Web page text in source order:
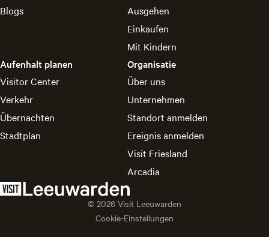
Blogs
Ausgehen
Einkaufen
Mit Kindern
Aufenhalt planen
Visitor Center
Verkehr
Übernachten
Stadtplan
Organisatie
Über uns
Unternehmen
Standort anmelden
Ereignis anmelden
Visit Friesland
Arcadia
© 2026 Visit Leeuwarden
Cookie-Einstellungen